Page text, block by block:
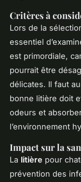
Critères à
Lors de la
essentiel
est primordiale,
pourrait être
délicates. Il faut
bonne litière doit
odeurs et
l’environnement
Impact sur la
La litière pour
prévention des